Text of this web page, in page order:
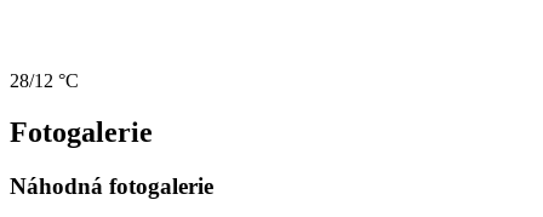
28/12 °C
Fotogalerie
Náhodná fotogalerie